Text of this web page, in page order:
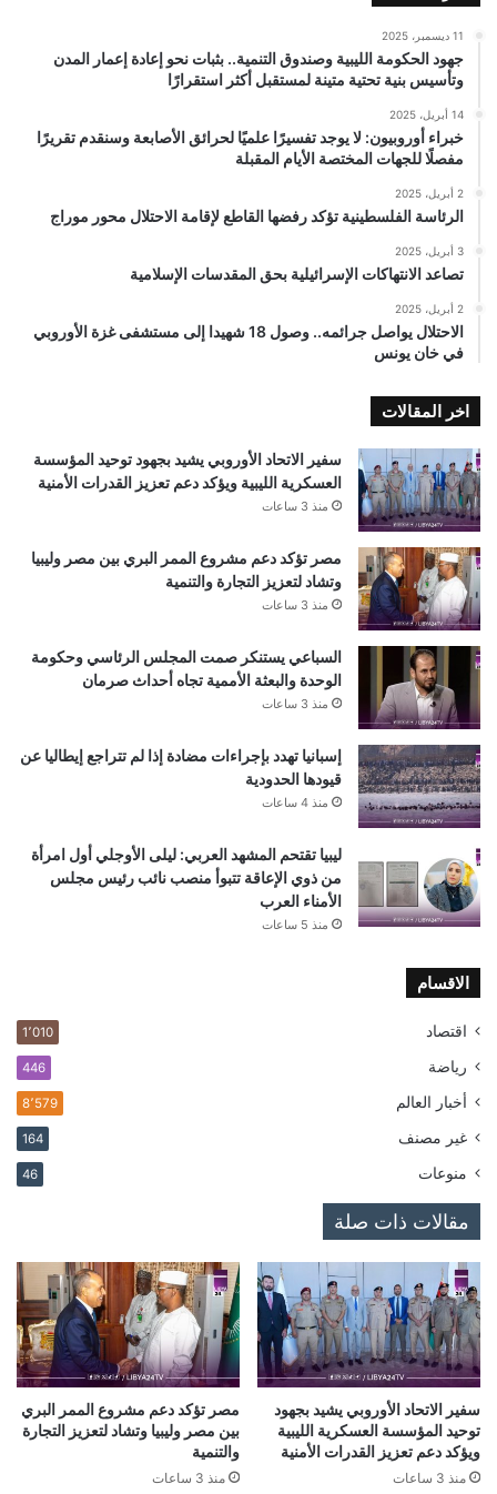
11 ديسمبر، 2025
جهود الحكومة الليبية وصندوق التنمية.. بثبات نحو إعادة إعمار المدن
وتأسيس بنية تحتية متينة لمستقبل أكثر استقرارًا
14 أبريل، 2025
خبراء أوروبيون: لا يوجد تفسيرًا علميًا لحرائق الأصابعة وسنقدم تقريرًا
مفصلًا للجهات المختصة الأيام المقبلة
2 أبريل، 2025
الرئاسة الفلسطينية تؤكد رفضها القاطع لإقامة الاحتلال محور موراج
3 أبريل، 2025
تصاعد الانتهاكات الإسرائيلية بحق المقدسات الإسلامية
2 أبريل، 2025
الاحتلال يواصل جرائمه.. وصول 18 شهيدا إلى مستشفى غزة الأوروبي
في خان يونس
اخر المقالات
سفير الاتحاد الأوروبي يشيد بجهود توحيد المؤسسة
العسكرية الليبية ويؤكد دعم تعزيز القدرات الأمنية
منذ 3 ساعات
مصر تؤكد دعم مشروع الممر البري بين مصر وليبيا
وتشاد لتعزيز التجارة والتنمية
منذ 3 ساعات
السباعي يستنكر صمت المجلس الرئاسي وحكومة
الوحدة والبعثة الأممية تجاه أحداث صرمان
منذ 3 ساعات
إسبانيا تهدد بإجراءات مضادة إذا لم تتراجع إيطاليا عن
قيودها الحدودية
منذ 4 ساعات
ليبيا تقتحم المشهد العربي: ليلى الأوجلي أول امرأة
من ذوي الإعاقة تتبوأ منصب نائب رئيس مجلس
الأمناء العرب
منذ 5 ساعات
الاقسام
اقتصاد 1٬010
رياضة 446
أخبار العالم 8٬579
غير مصنف 164
منوعات 46
مقالات ذات صلة
سفير الاتحاد الأوروبي يشيد بجهود
توحيد المؤسسة العسكرية الليبية
ويؤكد دعم تعزيز القدرات الأمنية
منذ 3 ساعات
مصر تؤكد دعم مشروع الممر البري
بين مصر وليبيا وتشاد لتعزيز التجارة
والتنمية
منذ 3 ساعات